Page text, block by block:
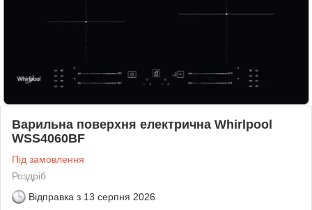
Варильна поверхня електрична Whirlpool
WSS4060BF
Під замовлення
Роздріб
Відправка з 13 серпня 2026